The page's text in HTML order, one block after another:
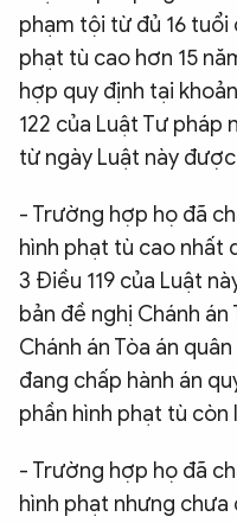
phạm tội từ đủ 16
phạt tù cao hơn 15
hợp quy định tại
122 của Luật Tư
từ ngày Luật này
- Trường hợp họ đã
hình phạt tù cao nhất
3 Điều 119 của Luật
bản đề nghị Chánh
Chánh án Tòa án
đang chấp hành án
phần hình phạt tù còn
- Trường hợp họ đã
hình phạt nhưng